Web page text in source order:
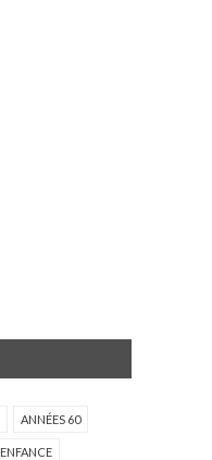
ANNÉES 60
ENFANCE